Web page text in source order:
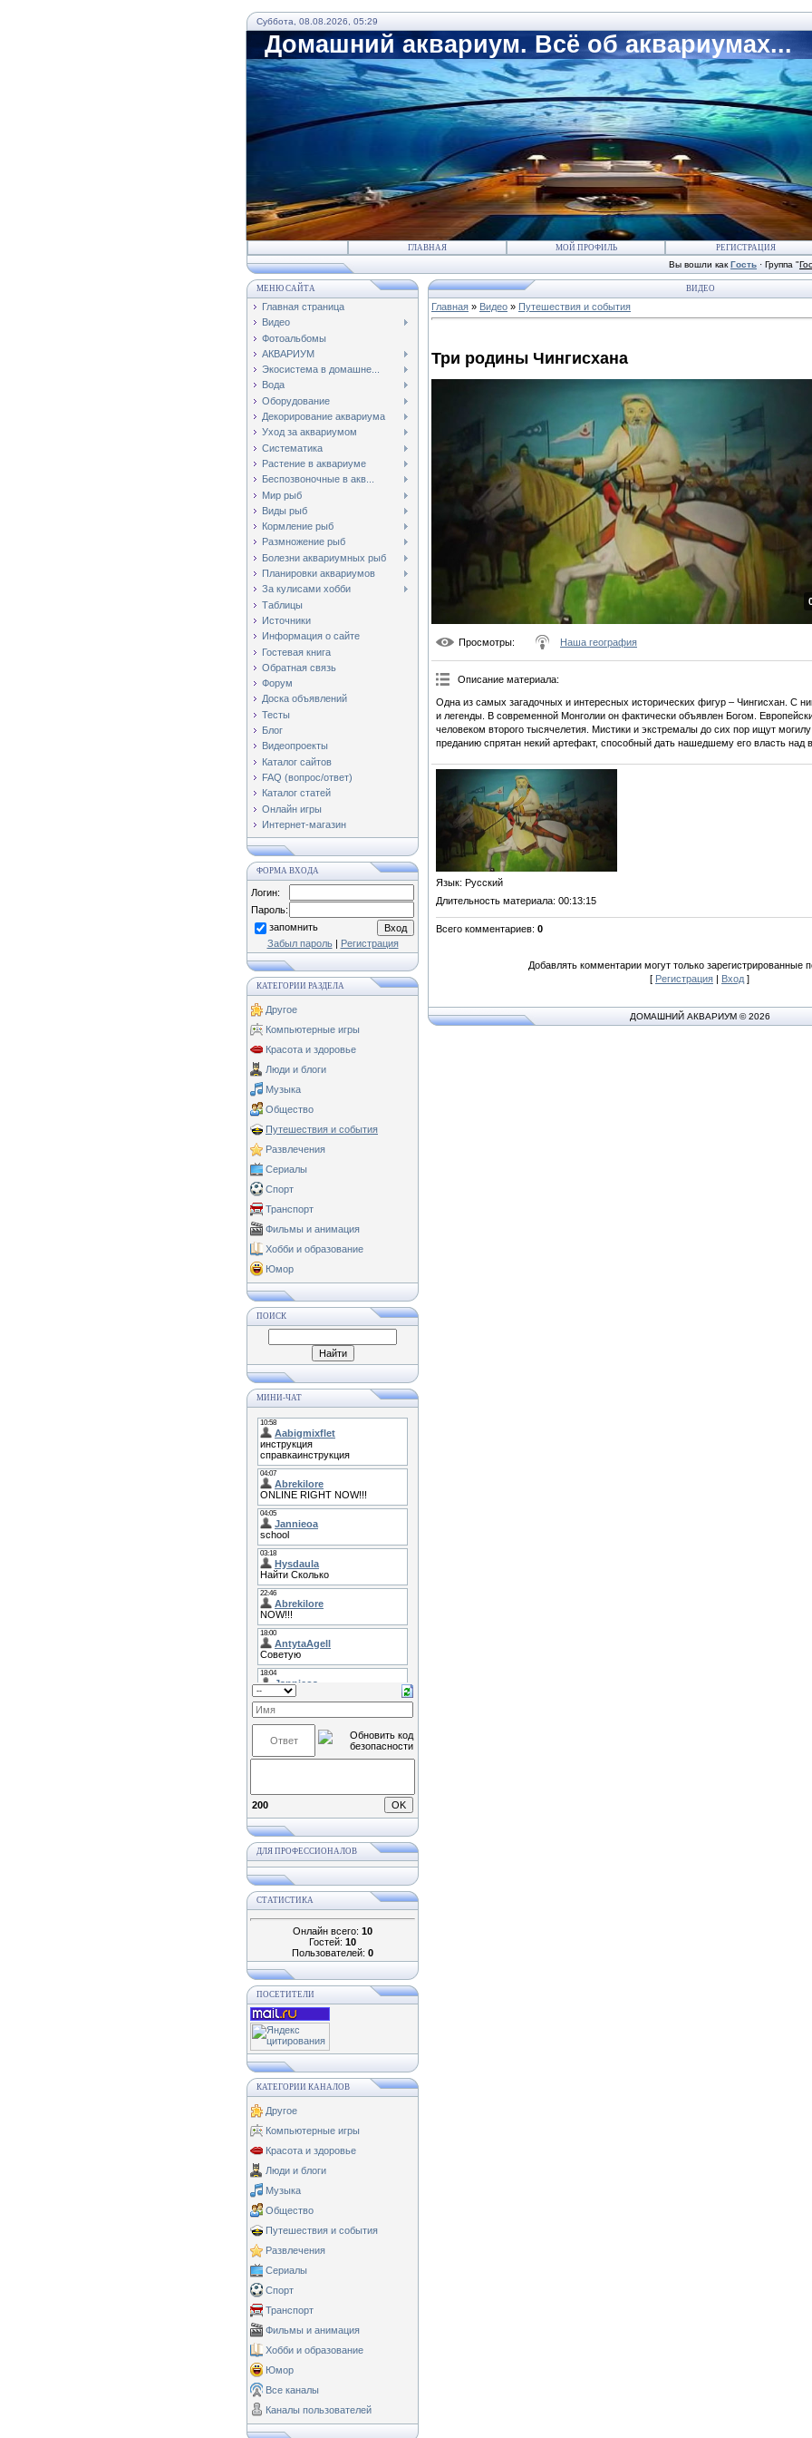
Суббота, 08.08.2026, 05:29
Домашний аквариум. Всё об аквариумах...
ГЛАВНАЯ МОЙ ПРОФИЛЬ РЕГИСТРАЦИЯ
Вы вошли как Гость · Группа "
МЕНЮ САЙТА
Главная страница
Видео
Фотоальбомы
АКВАРИУМ
Экосистема в домашне...
Вода
Оборудование
Декорирование аквариума
Уход за аквариумом
Систематика
Растение в аквариуме
Беспозвоночные в акв...
Мир рыб
Виды рыб
Кормление рыб
Размножение рыб
Болезни аквариумных рыб
Планировки аквариумов
За кулисами хобби
Таблицы
Источники
Информация о сайте
Гостевая книга
Обратная связь
Форум
Доска объявлений
Тесты
Блог
Видеопроекты
Каталог сайтов
FAQ (вопрос/ответ)
Каталог статей
Онлайн игры
Интернет-магазин
ФОРМА ВХОДА
Логин:
Пароль:
запомнить
Забыл пароль| Регистрация
КАТЕГОРИИ РАЗДЕЛА
Другое
Компьютерные игры
Красота и здоровье
Люди и блоги
Музыка
Общество
Путешествия и события
Развлечения
Сериалы
Спорт
Транспорт
Фильмы и анимация
Хобби и образование
Юмор
ПОИСК
МИНИ-ЧАТ
200
ДЛЯ ПРОФЕССИОНАЛОВ
СТАТИСТИКА
Онлайн всего: 10
Гостей: 10
Пользователей: 0
ПОСЕТИТЕЛИ
КАТЕГОРИИ КАНАЛОВ
Другое
Компьютерные игры
Красота и здоровье
Люди и блоги
Музыка
Общество
Путешествия и события
Развлечения
Сериалы
Спорт
Транспорт
Фильмы и анимация
Хобби и образование
Юмор
Все каналы
Каналы пользователей
ВИДЕО
Главная » Видео » Путешествия и события
Три родины Чингисхана
Просмотры: Наша география
Описание материала:
Одна из самых загадочных и интересных исторических фигур – Чингисхан. С
и легенды. В современной Монголии он фактически объявлен Богом.
человеком второго тысячелетия. Мистики и экстремалы до сих пор ищут
преданию спрятан некий артефакт, способный дать нашедшему его власть над
Язык: Русский
Длительность материала: 00:13:15
Всего комментариев: 0
Добавлять комментарии могут только зарегистрированные
[ Регистрация | Вход ]
ДОМАШНИЙ АКВАРИУМ © 2026